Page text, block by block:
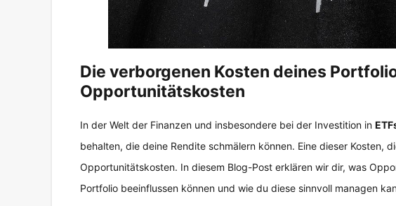
Die verborgenen Kosten deines
Opportunitätskosten
In der Welt der Finanzen und insbesondere bei der Investition in
behalten, die deine Rendite schmälern können. Eine dieser Kosten,
Opportunitätskosten. In diesem Blog-Post erklären wir dir, was
Portfolio beeinflussen können und wie du diese sinnvoll managen